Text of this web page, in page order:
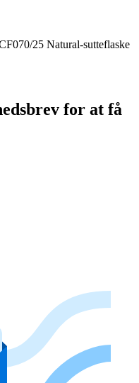
25 Natural-sutteflaske
for at få